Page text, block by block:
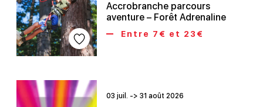
Accrobranche parcours
aventure – Forêt Adrenaline
Entre 7€ et 23€
03 juil. -> 31 août 2026